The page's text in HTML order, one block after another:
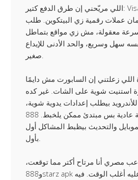
اللي مريّحني إن طرق الدفع كتير: Visa وMasterCard،
عملات رقمية زي البيتكوين. طلب
معقولة، مش زي مواقع بتماطل
سهل وسريع، والحد الأدنى للإيداع
اللي زعلتني إن السابورت مش دايمًا
استنيت شوية على الشات. غير كده
بيطلب إعدادات يدوية شوية،
حاجة عادية بس مبتدئ ممكن يلخبط. 888starz apk
والتحديث بيظبط المشاكل أول
مصري أنا مرتاح أكتر مما توقعت،
و888starz apk هو اللي بلعب عليه أغلب الوقت. فيه